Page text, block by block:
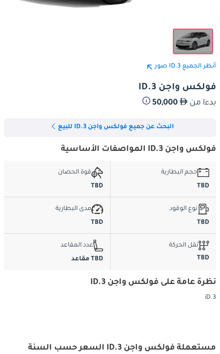
أنظر الجميع ID.3 صور
فولكس واجن ID.3
بدءا من 50,000
البحث عن جميع فولكس واجن ID.3 للبيع
فولكس واجن ID.3 المواصفات الأساسية
حجم البطارية
TBD
قوة الحصان
TBD
نوع الوقود
TBD
مدى البطارية
TBD
نقل الحركة
TBD
عدد المقاعد
TBD مقاعد
نظرة عامة على فولكس واجن ID.3
iD.3
مستعملة فولكس واجن ID.3 السعر حسب السنة